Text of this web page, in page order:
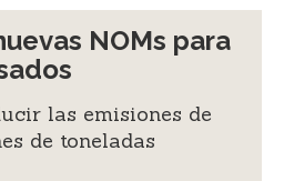
NOMs para
las emisiones de
de toneladas